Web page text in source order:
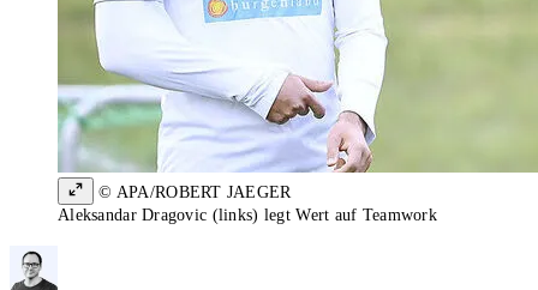
© APA/ROBERT JAEGER
Aleksandar Dragovic (links) legt Wert auf Teamwork